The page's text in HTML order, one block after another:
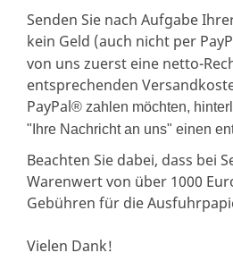
Senden Sie nach Aufgabe
kein Geld (auch nicht per
von uns zuerst eine netto-
entsprechenden
PayPal® zahlen möchten,
"Ihre Nachricht an uns" einen
Beachten Sie dabei, dass bei
Warenwert von über 1000
Gebühren für die
Vielen Dank!